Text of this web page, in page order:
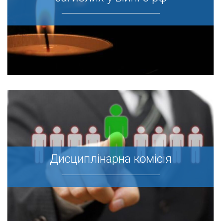
Дисциплінарна комісія
Дисциплінарна комісія